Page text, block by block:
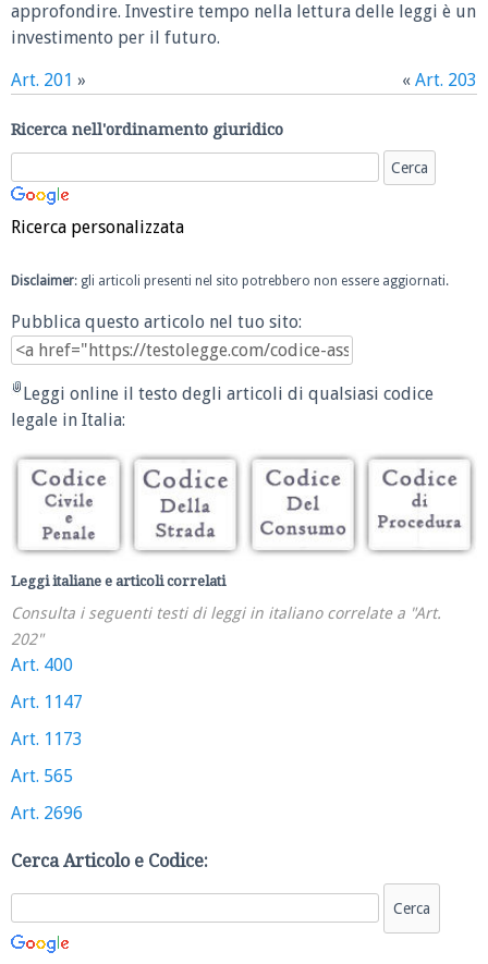
approfondire. Investire tempo nella lettura delle leggi è un
investimento per il futuro.
Art. 201 » « Art. 203
Ricerca nell'ordinamento giuridico
Ricerca personalizzata
Disclaimer: gli articoli presenti nel sito potrebbero non essere aggiornati.
Pubblica questo articolo nel tuo sito:
Leggi online il testo degli articoli di qualsiasi codice
legale in Italia:
Leggi italiane e articoli correlati
Consulta i seguenti testi di leggi in italiano correlate a "Art.
202"
Art. 400
Art. 1147
Art. 1173
Art. 565
Art. 2696
Cerca Articolo e Codice: